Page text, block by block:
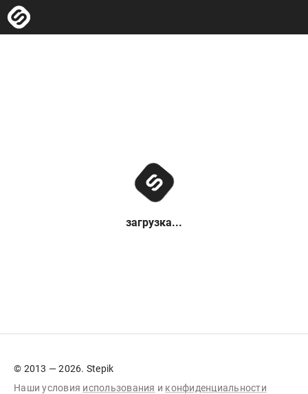
загрузка...
© 2013 — 2026. Stepik
Наши условия использования и конфиденциальности